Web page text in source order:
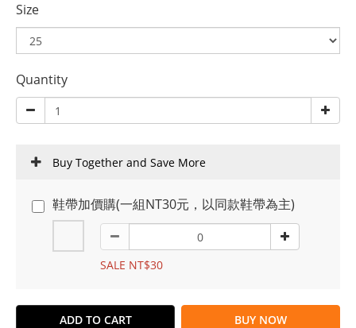
Size
Quantity
Buy Together and Save More
鞋帶加價購(一組NT30元，以同款鞋帶為主)
SALE NT$30
ADD TO CART BUY NOW